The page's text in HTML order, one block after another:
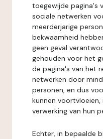
toegewijde pagina's
sociale netwerken
meerderjarige
bekwaamheid
geen geval
gehouden voor het
de pagina's van het
netwerken door
personen, en dus
kunnen
verwerking van hun
Echter, in bepaalde